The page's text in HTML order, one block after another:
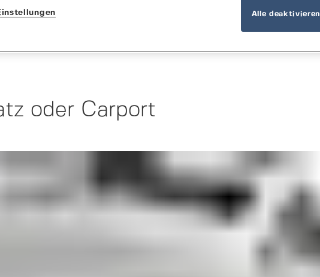
oder Carport
Alle deaktivieren